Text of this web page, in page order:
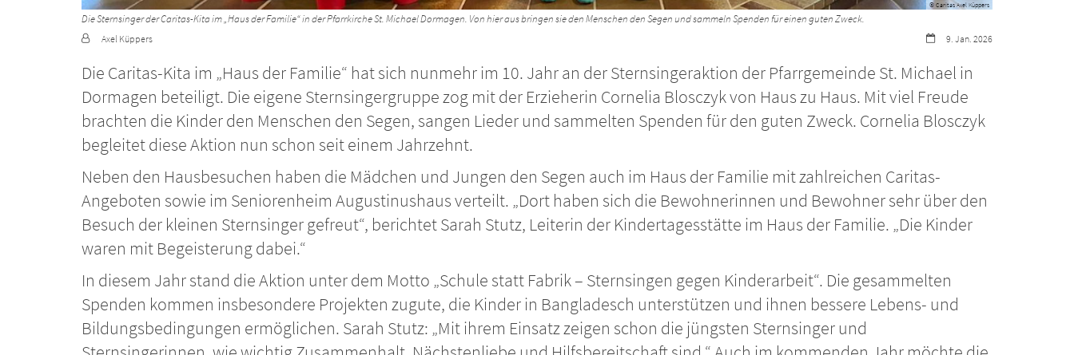
© Caritas Axel Küppers
Die Sternsinger der Caritas-Kita im „Haus der Familie“ in der Pfarrkirche St. Michael Dormagen. Von hier aus bringen sie den Menschen den Segen und sammeln Spenden für einen guten Zweck.
Datum:9. Jan. 2026
Von: Axel Küppers
Die Caritas-Kita im „Haus der Familie“ hat sich nunmehr im 10. Jahr an der Sternsingeraktion der Pfarrgemeinde St. Michael in
Dormagen beteiligt. Die eigene Sternsingergruppe zog mit der Erzieherin Cornelia Blosczyk von Haus zu Haus. Mit viel Freude
brachten die Kinder den Menschen den Segen, sangen Lieder und sammelten Spenden für den guten Zweck. Cornelia Blosczyk
begleitet diese Aktion nun schon seit einem Jahrzehnt.
Neben den Hausbesuchen haben die Mädchen und Jungen den Segen auch im Haus der Familie mit zahlreichen Caritas-
Angeboten sowie im Seniorenheim Augustinushaus verteilt. „Dort haben sich die Bewohnerinnen und Bewohner sehr über den
Besuch der kleinen Sternsinger gefreut“, berichtet Sarah Stutz, Leiterin der Kindertagesstätte im Haus der Familie. „Die Kinder
waren mit Begeisterung dabei.“
In diesem Jahr stand die Aktion unter dem Motto „Schule statt Fabrik – Sternsingen gegen Kinderarbeit“. Die gesammelten
Spenden kommen insbesondere Projekten zugute, die Kinder in Bangladesch unterstützen und ihnen bessere Lebens- und
Bildungsbedingungen ermöglichen. Sarah Stutz: „Mit ihrem Einsatz zeigen schon die jüngsten Sternsinger und